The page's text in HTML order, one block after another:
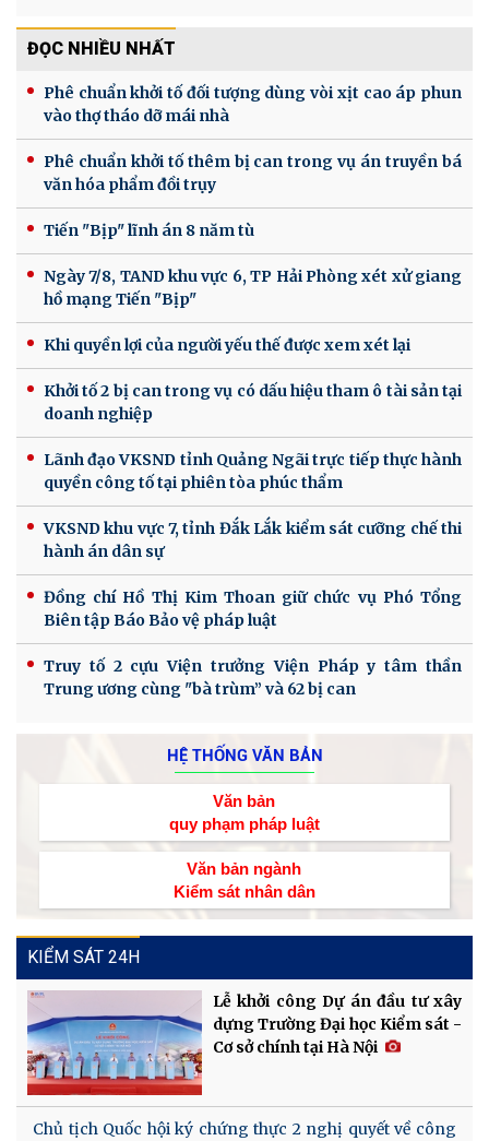
ĐỌC NHIỀU NHẤT
Phê chuẩn khởi tố đối tượng dùng vòi xịt cao áp phun
vào thợ tháo dỡ mái nhà
Phê chuẩn khởi tố thêm bị can trong vụ án truyền bá
văn hóa phẩm đồi trụy
Tiến "Bịp" lĩnh án 8 năm tù
Ngày 7/8, TAND khu vực 6, TP Hải Phòng xét xử giang
hồ mạng Tiến "Bịp"
Khi quyền lợi của người yếu thế được xem xét lại
Khởi tố 2 bị can trong vụ có dấu hiệu tham ô tài sản tại
doanh nghiệp
Lãnh đạo VKSND tỉnh Quảng Ngãi trực tiếp thực hành
quyền công tố tại phiên tòa phúc thẩm
VKSND khu vực 7, tỉnh Đắk Lắk kiểm sát cưỡng chế thi
hành án dân sự
Đồng chí Hồ Thị Kim Thoan giữ chức vụ Phó Tổng
Biên tập Báo Bảo vệ pháp luật
Truy tố 2 cựu Viện trưởng Viện Pháp y tâm thần
Trung ương cùng "bà trùm” và 62 bị can
HỆ THỐNG VĂN BẢN
Văn bản
quy phạm pháp luật
Văn bản ngành
Kiểm sát nhân dân
KIỂM SÁT 24H
Lễ khởi công Dự án đầu tư xây
dựng Trường Đại học Kiểm sát -
Cơ sở chính tại Hà Nội
Chủ tịch Quốc hội ký chứng thực 2 nghị quyết về công